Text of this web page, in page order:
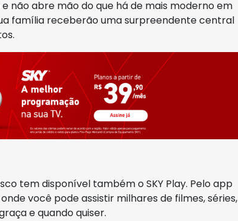
não abre mão do que há de mais moderno em
família receberão uma surpreendente central
tem disponível também o SKY Play. Pelo app
você pode assistir milhares de filmes, séries,
e quando quiser.